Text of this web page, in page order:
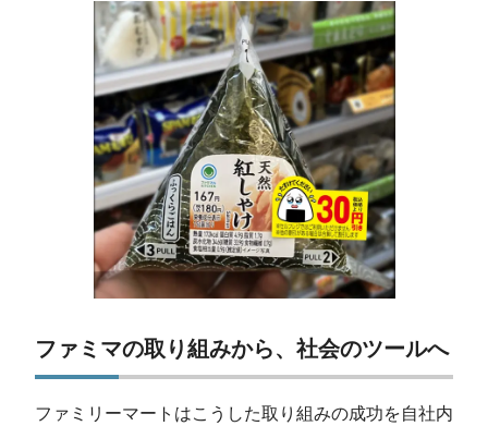
ファミマの取り組みから、社会のツールへ
ファミリーマートはこうした取り組みの成功を自社内